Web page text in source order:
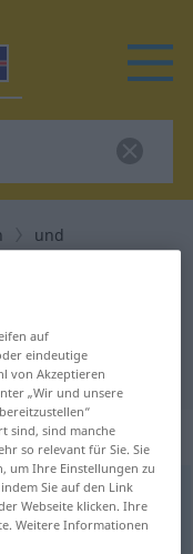
und
auf
eindeutige
von Akzeptieren
„Wir und unsere
sind, sind manche
so relevant für Sie. Sie
um Ihre Einstellungen zu
Sie auf den Link
Webseite klicken. Ihre
Weitere Informationen